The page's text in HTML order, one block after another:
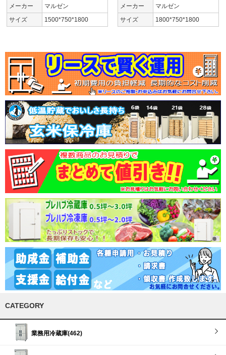
メーカー
マルゼン
サイズ
1500*750*1800
メーカー
マルゼン
サイズ
1800*750*1800
CATEGORY
業務用冷蔵庫(462)